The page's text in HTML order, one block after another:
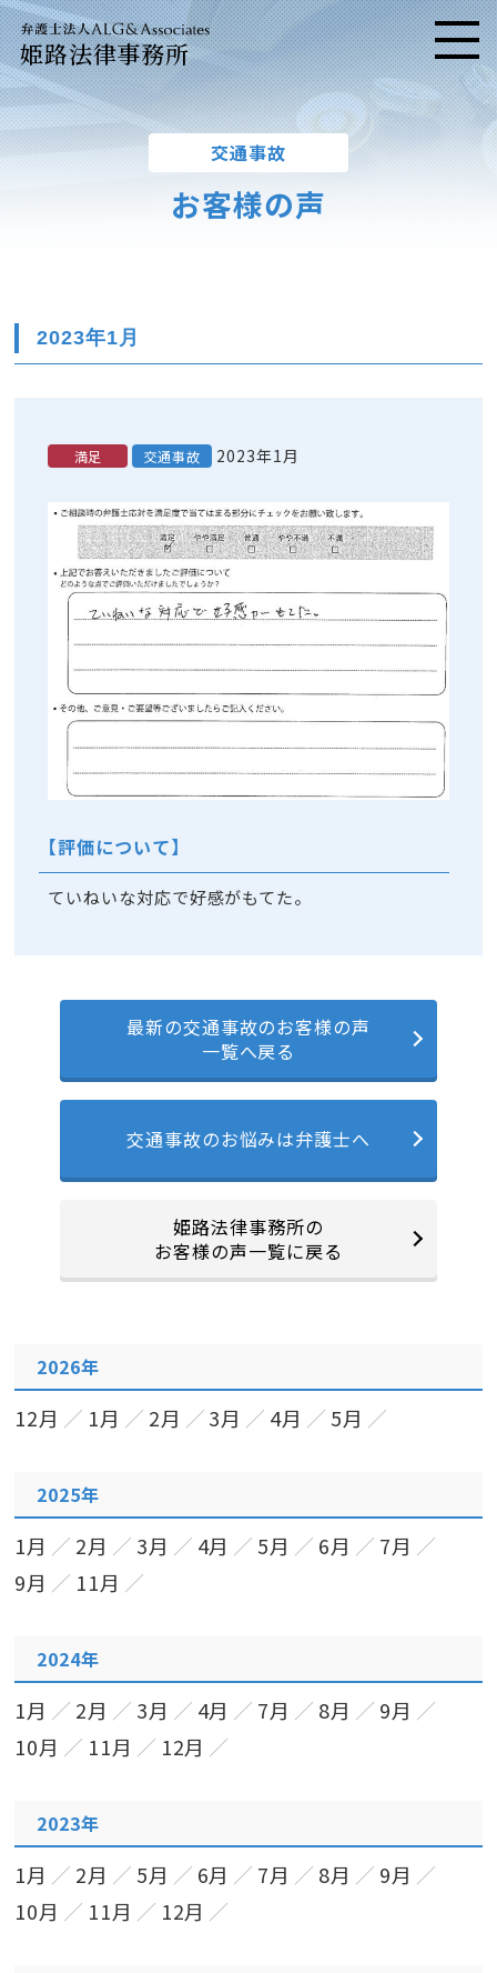
姫路法律事務所 メニ
交通事故
お客様の声
2023年1月
満足 交通事故 2023年1月
【評価について】
ていねいな対応で好感がもてた。
最新の交通事故のお客様の声
一覧へ戻る
交通事故のお悩みは弁護士へ
姫路法律事務所の
お客様の声一覧に戻る
2026年
12月 1月 2月 3月 4月 5月
2025年
1月 2月 3月 4月 5月 6月
7月
9月
11月
2024年
1月 2月 3月 4月 7月 8月
9月
10月
11月 12月
2023年
1月 2月 5月 6月 7月 8月
9月
10月
11月 12月